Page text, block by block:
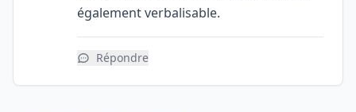
également verbalisable.
Répondre